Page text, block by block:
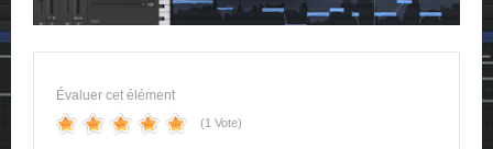
Évaluer cet élément
(1 Vote)